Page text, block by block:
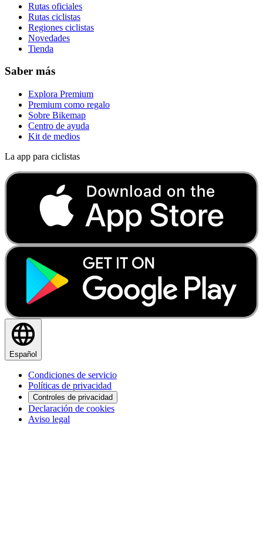
Rutas oficiales
Rutas ciclistas
Regiones ciclistas
Novedades
Tienda
Saber más
Explora Premium
Premium como regalo
Sobre Bikemap
Centro de ayuda
Kit de medios
La app para ciclistas
Español
Condiciones de servicio
Políticas de privacidad
Controles de privacidad
Declaración de cookies
Aviso legal